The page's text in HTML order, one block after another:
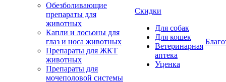
Обезболивающие
препараты для
животных
Капли и лосьоны для
глаз и носа животных
Препараты для ЖКТ
животных
Препараты для
мочеполовой системы
Скидки
Для собак
Для кошек
Ветеринарная
аптека
Уценка